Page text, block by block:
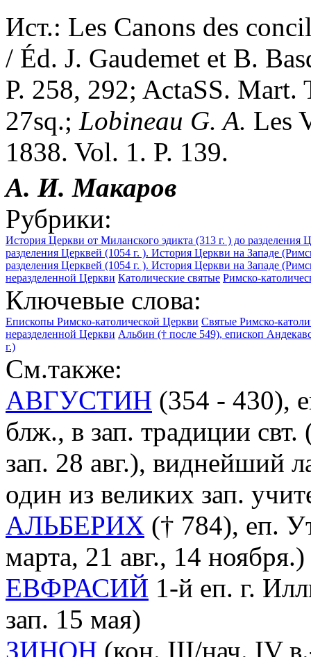
Ист.: Les Canons des
/ Éd. J. Gaudemet et B.
P. 258, 292; ActaSS.
27sq.; Lobineau G. A. Les
1838. Vol. 1. P. 139.
А. И. Макаров
Рубрики:
История Церкви от Миланского эдикта (313 г. ) до разделения
разделения Церквей (1054 г. ). История Церкви на Западе
разделения Церквей (1054 г. ). История Церкви на Западе
неразделенной Церкви Католические святые Римско-
Ключевые слова:
Епископы Римско-католической Церкви Святые Римско-
неразделенной Церкви Альбин († после 549), епископ
г.)
См.также:
АВГУСТИН (354 - 430),
блж., в зап. традиции
зап. 28 авг.), виднейший
один из великих зап.
АЛЬБЕРИХ († 784), еп.
марта, 21 авг., 14 ноября.)
ЕВФРАСИЙ 1-й еп. г.
зап. 15 мая)
ЗИНОН (кон. III/нач. IV